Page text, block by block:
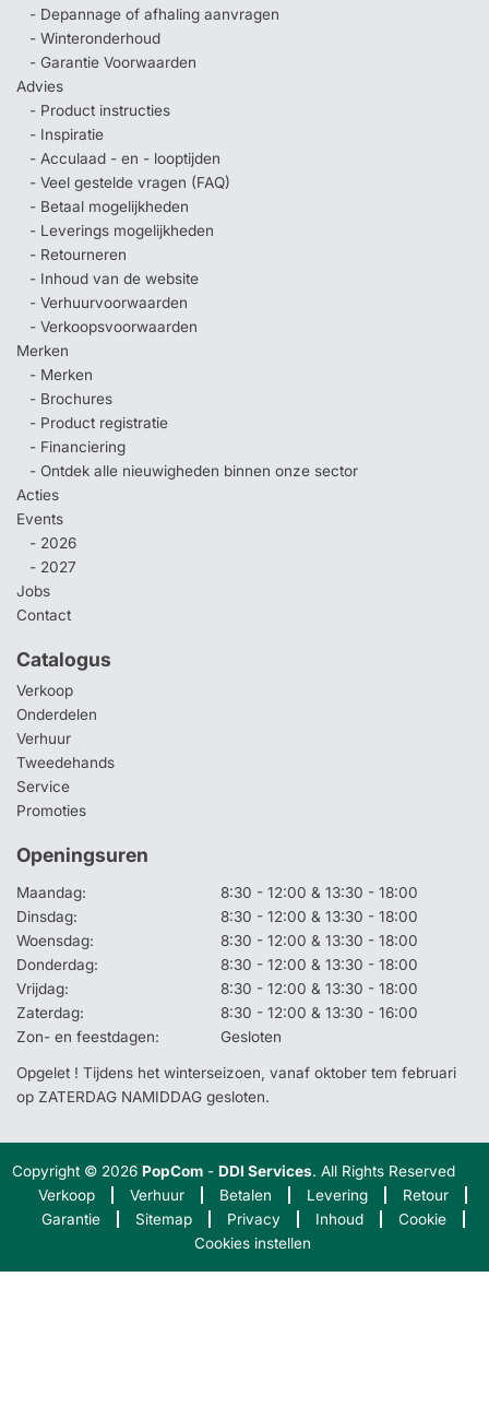
- Depannage of afhaling aanvragen
- Winteronderhoud
- Garantie Voorwaarden
Advies
- Product instructies
- Inspiratie
- Acculaad - en - looptijden
- Veel gestelde vragen (FAQ)
- Betaal mogelijkheden
- Leverings mogelijkheden
- Retourneren
- Inhoud van de website
- Verhuurvoorwaarden
- Verkoopsvoorwaarden
Merken
- Merken
- Brochures
- Product registratie
- Financiering
- Ontdek alle nieuwigheden binnen onze sector
Acties
Events
- 2026
- 2027
Jobs
Contact
Catalogus
Verkoop
Onderdelen
Verhuur
Tweedehands
Service
Promoties
Openingsuren
Maandag:
8:30 - 12:00 & 13:30 - 18:00
Dinsdag:
8:30 - 12:00 & 13:30 - 18:00
Woensdag:
8:30 - 12:00 & 13:30 - 18:00
Donderdag:
8:30 - 12:00 & 13:30 - 18:00
Vrijdag:
8:30 - 12:00 & 13:30 - 18:00
Zaterdag:
8:30 - 12:00 & 13:30 - 16:00
Zon- en feestdagen:
Gesloten
Opgelet ! Tijdens het winterseizoen, vanaf oktober tem februari
op ZATERDAG NAMIDDAG gesloten.
Copyright © 2026PopCom -DDI Services. All Rights Reserved
Verkoop
Verhuur Betalen Levering
Retour
Garantie
Sitemap Privacy Inhoud
Cookie
Cookies instellen